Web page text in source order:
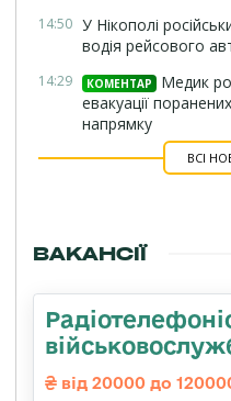
14:50 У Нікополі
водія рейсового
14:29 КОМЕНТАР
Медик
евакуації
напрямку
ВСІ
ВАКАНСІЇ
від 20000 до